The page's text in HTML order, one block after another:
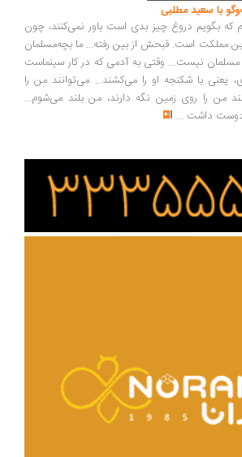
مطلبی
دروغ چیز بدی است باور نمی‌کنند، چون
است. قبحش از بین رفته... ما بچه‌مسلمان
نیست... وقتی به آدمی که در کار سینماست
با شکنجه او را می‌کشند... می‌توانند من را
روی زمین نگه دارند، من بلند می‌شوم...
داشت ...